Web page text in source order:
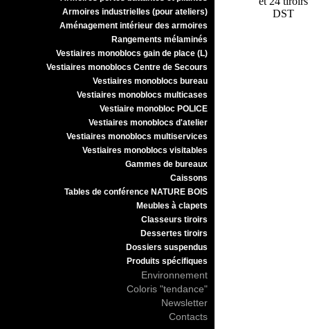
Armoires industrielles (pour ateliers)
Aménagement intérieur des armoires
Rangements mélaminés
Vestiaires monoblocs gain de place (L)
Vestiaires monoblocs Centre de Secours
Vestiaires monoblocs bureau
Vestiaires monoblocs multicases
Vestiaire monobloc POLICE
Vestiaires monoblocs d'atelier
Vestiaires monoblocs multiservices
Vestiaires monoblocs visitables
Gammes de bureaux
Caissons
Tables de conférence NATURE BOIS
Meubles à clapets
Classeurs tiroirs
Dessertes tiroirs
Dossiers suspendus
Produits spécifiques
Environnement
Coloris "tendance"
Newsletter
Contacts